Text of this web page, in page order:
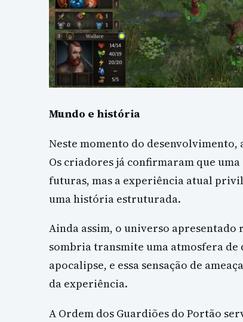
Mundo e história
Neste momento do
Os criadores já confirmaram que
futuras, mas a experiência atual
uma história estruturada.
Ainda assim, o universo
sombria transmite uma atmosfera de
apocalipse, e essa sensação de
da experiência.
A Ordem dos Guardiões do Portão